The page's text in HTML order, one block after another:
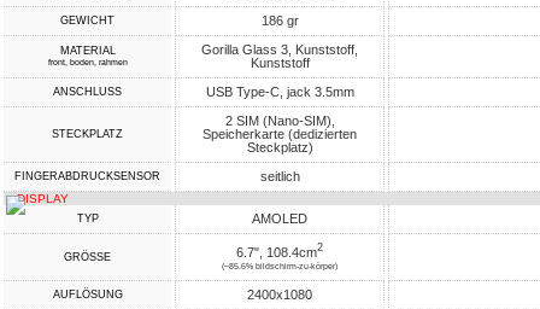
GEWICHT 186 gr
MATERIAL
front, boden, rahmen
Gorilla Glass 3, Kunststoff,
Kunststoff
ANSCHLUSS USB Type-C, jack 3.5mm
STECKPLATZ
2 SIM (Nano-SIM),
Speicherkarte (dedizierten
Steckplatz)
FINGERABDRUCKSENSOR seitlich
DISPLAY
TYP AMOLED
GRÖSSE 6.7", 108.4cm2
(~85.6% bildschirm-zu-körper)
AUFLÖSUNG 2400x1080